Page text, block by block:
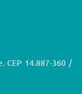
CEP 14.887-360 /